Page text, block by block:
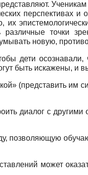
перспективах
точки
новую,
дети
быть искажены, и
(представить
диалог с
позволяющую
может